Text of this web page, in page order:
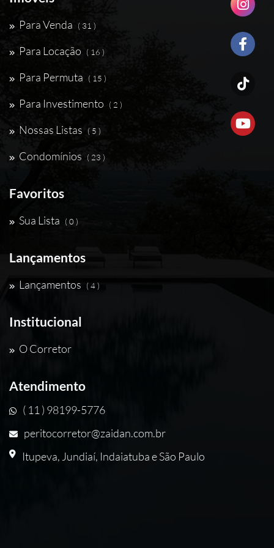
Para Venda ( 31 )
Para Locação ( 16 )
Para Permuta ( 15 )
Para Investimento ( 2 )
Nossas Listas ( 5 )
Condomínios ( 23 )
Favoritos
Sua Lista ( 0 )
Lançamentos
Lançamentos ( 4 )
Institucional
O Corretor
Atendimento
( 11 ) 98199-5776
peritocorretor@zaidan.com.br
Itupeva, Jundiaí, Indaiatuba e São Paulo